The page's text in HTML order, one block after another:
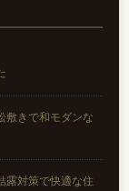
敷きで和モダンな
露対策で快適な住